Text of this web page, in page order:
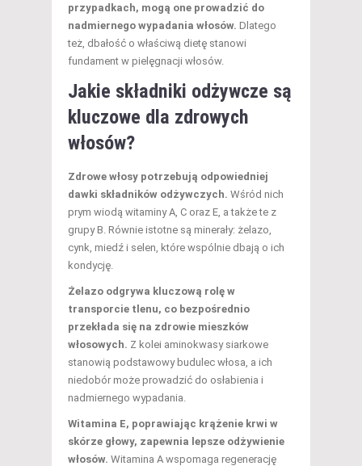
przypadkach, mogą one prowadzić do
nadmiernego wypadania włosów. Dlatego
też, dbałość o właściwą dietę stanowi
fundament w pielęgnacji włosów.
Jakie składniki odżywcze są
kluczowe dla zdrowych
włosów?
Zdrowe włosy potrzebują odpowiedniej
dawki składników odżywczych. Wśród nich
prym wiodą witaminy A, C oraz E, a także te z
grupy B. Równie istotne są minerały: żelazo,
cynk, miedź i selen, które wspólnie dbają o ich
kondycję.
Żelazo odgrywa kluczową rolę w
transporcie tlenu, co bezpośrednio
przekłada się na zdrowie mieszków
włosowych. Z kolei aminokwasy siarkowe
stanowią podstawowy budulec włosa, a ich
niedobór może prowadzić do osłabienia i
nadmiernego wypadania.
Witamina E, poprawiając krążenie krwi w
skórze głowy, zapewnia lepsze odżywienie
włosów. Witamina A wspomaga regenerację